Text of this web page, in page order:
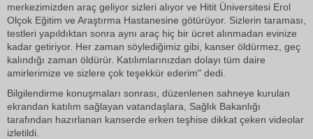
merkezimizden araç geliyor sizleri alıyor ve Hitit Üniversitesi Erol
Olçok Eğitim ve Araştırma Hastanesine götürüyor. Sizlerin taraması,
testleri yapıldıktan sonra aynı araç hiç bir ücret alınmadan evinize
kadar getiriyor. Her zaman söylediğimiz gibi, kanser öldürmez, geç
kalındığı zaman öldürür. Katılımlarınızdan dolayı tüm daire
amirlerimize ve sizlere çok teşekkür ederim" dedi.
Bilgilendirme konuşmaları sonrası, düzenlenen sahneye kurulan
ekrandan katılım sağlayan vatandaşlara, Sağlık Bakanlığı
tarafından hazırlanan kanserde erken teşhise dikkat çeken videolar
izletildi.